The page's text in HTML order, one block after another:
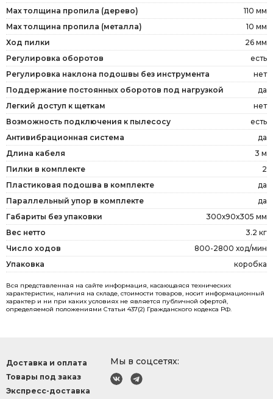
Мах толщина пропила (дерево)
110 мм
Мах толщина пропила (металла)
10 мм
Ход пилки
26 мм
Регулировка оборотов
есть
Регулировка наклона подошвы без инструмента
нет
Поддержание постоянных оборотов под нагрузкой
да
Легкий доступ к щеткам
нет
Возможность подключения к пылесосу
есть
Антивибрационная система
да
Длина кабеля
3 м
Пилки в комплекте
2
Пластиковая подошва в комплекте
да
Параллельный упор в комплекте
да
Габариты без упаковки
300х90х305 мм
Вес нетто
3.2 кг
Число ходов
800-2800 ход/мин
Упаковка
коробка
Вся представленная на сайте информация, касающаяся технических
характеристик, наличия на складе, стоимости товаров, носит информационный
характер и ни при каких условиях не является публичной офертой,
определяемой положениями Статьи 437(2) Гражданского кодекса РФ.
Мы в соцсетях:
Доставка и оплата
Товары под заказ
Экспресс-доставка